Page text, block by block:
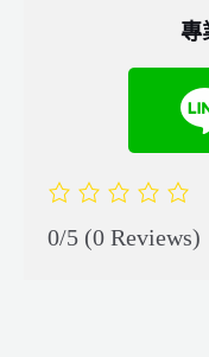
專
0/5 (0 Reviews)